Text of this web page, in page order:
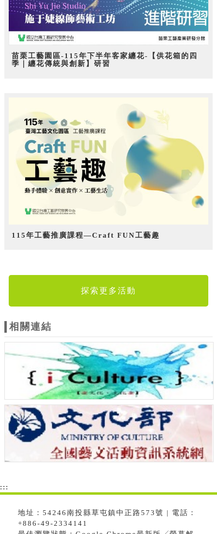
苗栗工藝園區-115年下半年客家纏花-【供花箱的四
季｜纏花傳統與創新】研習
115年工藝推廣課程—Craft FUN工藝趣
探索更多活動
相關連結
:::
地址：54246南投縣草屯鎮中正路573號 | 電話：
+886-49-2334141